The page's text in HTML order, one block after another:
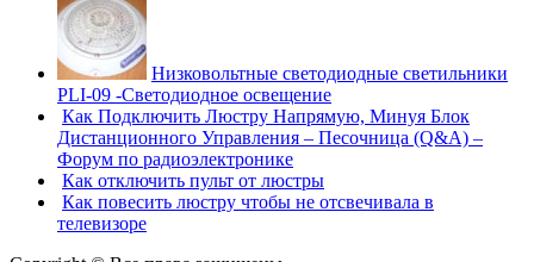
Низковольтные светодиодные светильники
PLI-09 -Светодиодное освещение
Как Подключить Люстру Напрямую, Минуя Блок
Дистанционного Управления – Песочница (Q&A) –
Форум по радиоэлектронике
Как отключить пульт от люстры
Как повесить люстру чтобы не отсвечивала в
телевизоре